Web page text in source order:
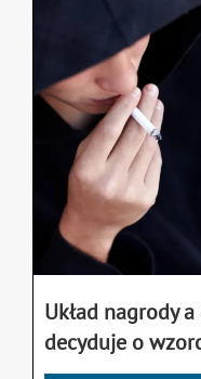
Układ nagrody
decyduje o